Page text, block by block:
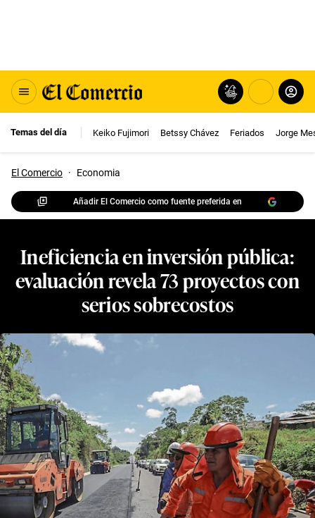
Temas del día Keiko Fujimori Betssy Chávez Feriados Jorge
El Comercio · Economia
Añadir El Comercio como fuente preferida en
Ineficiencia en inversión pública:
evaluación revela 73 proyectos con
serios sobrecostos